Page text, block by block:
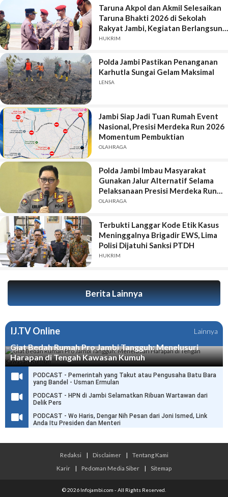
Taruna Akpol dan Akmil Selesaikan
Taruna Bhakti 2026 di Sekolah
Rakyat Jambi, Kegiatan Berlangsung
Aman dan Lancar
HUKRIM
Polda Jambi Pastikan Penanganan
Karhutla Sungai Gelam Maksimal
LENSA
Jambi Siap Jadi Tuan Rumah Event
Nasional, Presisi Merdeka Run 2026
Momentum Pembuktian
OLAHRAGA
Polda Jambi Imbau Masyarakat
Gunakan Jalur Alternatif Selama
Pelaksanaan Presisi Merdeka Run
2026
OLAHRAGA
Terbukti Langgar Kode Etik Kasus
Meninggalnya Brigadir EWS, Lima
Polisi Dijatuhi Sanksi PTDH
HUKRIM
Berita Lainnya
IJ.TV Online Lainnya
Giat Bedah Rumah Pro Jambi Tangguh: Menelusuri
Harapan di Tengah Kawasan Kumuh
PODCAST - Pemerintah yang Takut atau Pengusaha Batu Bara
yang Bandel - Usman Ermulan
PODCAST - HPN di Jambi Selamatkan Ribuan Wartawan dari
Delik Pers
PODCAST - Wo Haris, Dengar Nih Pesan dari Joni Ismed, Link
Anda Itu Presiden dan Menteri
Redaksi | Disclaimer |
Tentang Kami
Karir
| Pedoman Media Siber | Sitemap
© 2026 Infojambi.com - All Rights Reserved.